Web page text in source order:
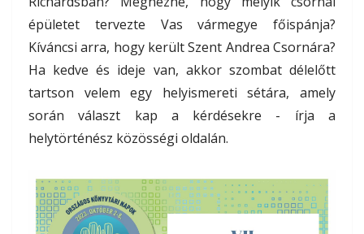
épületet tervezte Vas vármegye főispánja?
Kíváncsi arra, hogy került Szent Andrea Csornára?
Ha kedve és ideje van, akkor szombat délelőtt
tartson velem egy helyismereti sétára, amely
során választ kap a kérdésekre - írja a
helytörténész közösségi oldalán.